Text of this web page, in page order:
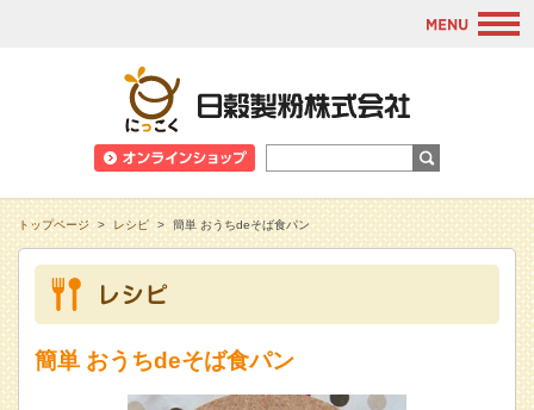
トップページ > レシピ > 簡単 おうちdeそば食パン
簡単 おうちdeそば食パン